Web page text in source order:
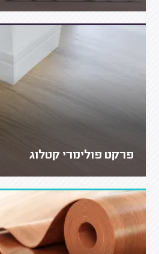
פרקט פולימרי קטלוג